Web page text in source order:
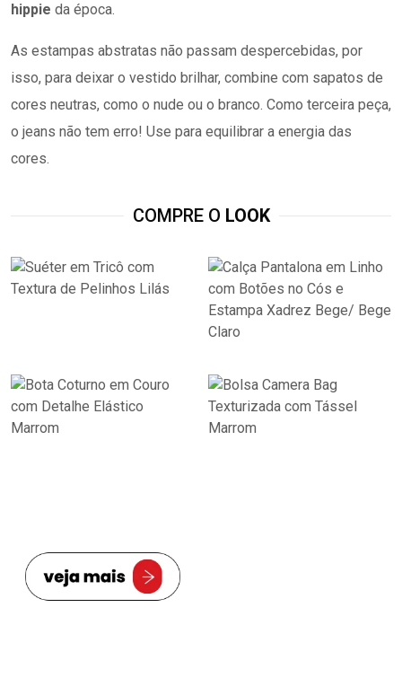
hippie da época.
As estampas abstratas não passam despercebidas, por
isso, para deixar o vestido brilhar, combine com sapatos de
cores neutras, como o nude ou o branco. Como terceira peça,
o jeans não tem erro! Use para equilibrar a energia das
cores.
COMPRE O LOOK